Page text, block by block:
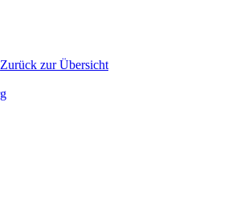
Zurück zur Übersicht